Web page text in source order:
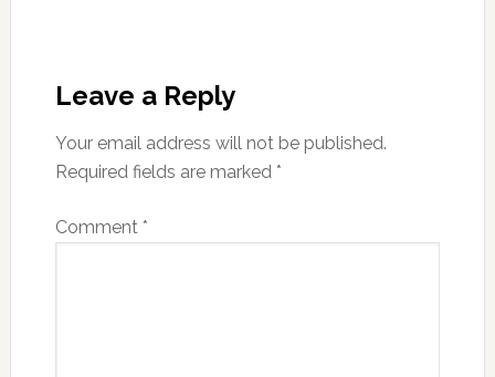
Leave a Reply
Your email address will not be published.
Required fields are marked *
Comment *